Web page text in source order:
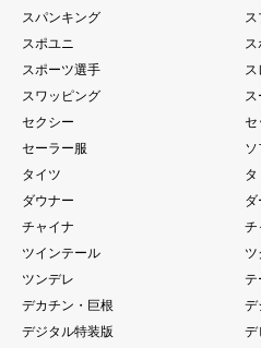
スパンキング
ス
スポユニ
ス
スポーツ選手
ス
スワッピング
ス
セクシー
セ
セーラー服
ソ
タイツ
タ
ダウナー
ダ
チャイナ
チ
ツインテール
ツ
ツンデレ
テ
デカチン・巨根
デ
デジタル特装版
デ